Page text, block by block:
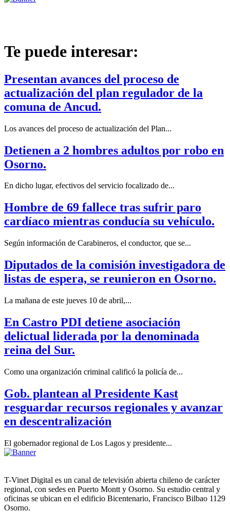
Te puede interesar:
Presentan avances del proceso de
actualización del plan regulador de la
comuna de Ancud.
Los avances del proceso de actualización del Plan...
Detienen a 2 hombres adultos por robo en
Osorno.
En dicho lugar, efectivos del servicio focalizado de...
Hombre de 69 fallece tras sufrir paro
cardíaco mientras conducía su vehículo.
Según información de Carabineros, el conductor, que se...
Diputados de la comisión investigadora de
listas de espera, se reunieron en Osorno.
La mañana de este jueves 10 de abril,...
En Castro PDI detiene asociación
delictual liderada por la denominada
reina del Sur.
Como una organización criminal calificó la policía de...
Gob. plantean al Presidente Kast
resguardar recursos regionales y avanzar
en descentralización
El gobernador regional de Los Lagos y presidente...
T-Vinet Digital es un canal de televisión abierta chileno de carácter
regional, con sedes en Puerto Montt y Osorno. Su estudio central y
oficinas se ubican en el edificio Bicentenario, Francisco Bilbao 1129
Osorno.